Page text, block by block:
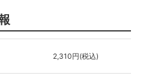
2,310円(税込)